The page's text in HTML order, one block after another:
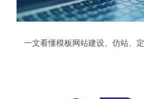
一文看懂模板网站建设、仿站、